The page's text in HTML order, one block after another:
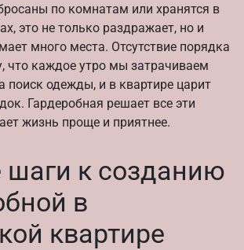
по комнатам или хранятся в
это не только раздражает, но и
много места. Отсутствие порядка
что каждое утро мы затрачиваем
поиск одежды, и в квартире царит
Гардеробная решает все эти
жизнь проще и приятнее.
к созданию
в
квартире